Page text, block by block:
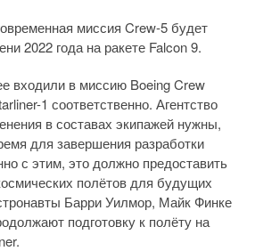
миссия Crew-5 будет
2022 года на ракете Falcon 9.
входили в миссию Boeing Crew
1 соответственно. Агентство
в составах экипажей нужны,
для завершения разработки
с этим, это должно предоставить
полётов для будущих
Барри Уилмор, Майк Финке
подготовку к полёту на